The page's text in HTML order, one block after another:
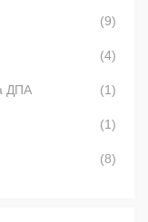
(9)
(4)
ДПА (1)
(1)
(8)